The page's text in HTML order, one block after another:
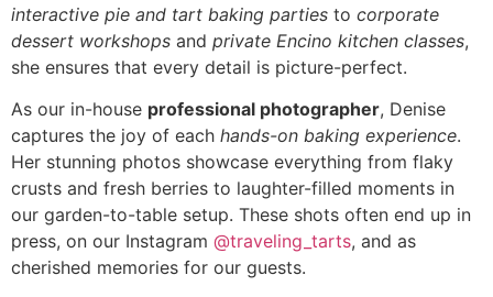
interactive pie and tart baking parties to corporate
dessert workshops and private Encino kitchen classes,
she ensures that every detail is picture-perfect.
As our in-house professional photographer, Denise
captures the joy of each hands-on baking experience.
Her stunning photos showcase everything from flaky
crusts and fresh berries to laughter-filled moments in
our garden-to-table setup. These shots often end up in
press, on our Instagram @traveling_tarts, and as
cherished memories for our guests.